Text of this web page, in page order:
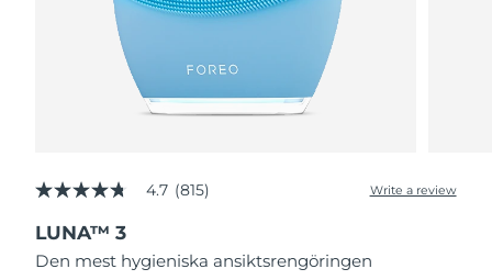
4.7
of
5
stars,
4.7 (815) Write a review
LUNA™ 3
Den mest hygieniska ansiktsrengöringen